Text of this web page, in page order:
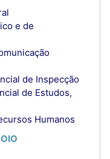
e de
de Inspecção
de Estudos,
Humanos